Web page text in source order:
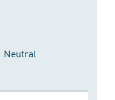
Neutral